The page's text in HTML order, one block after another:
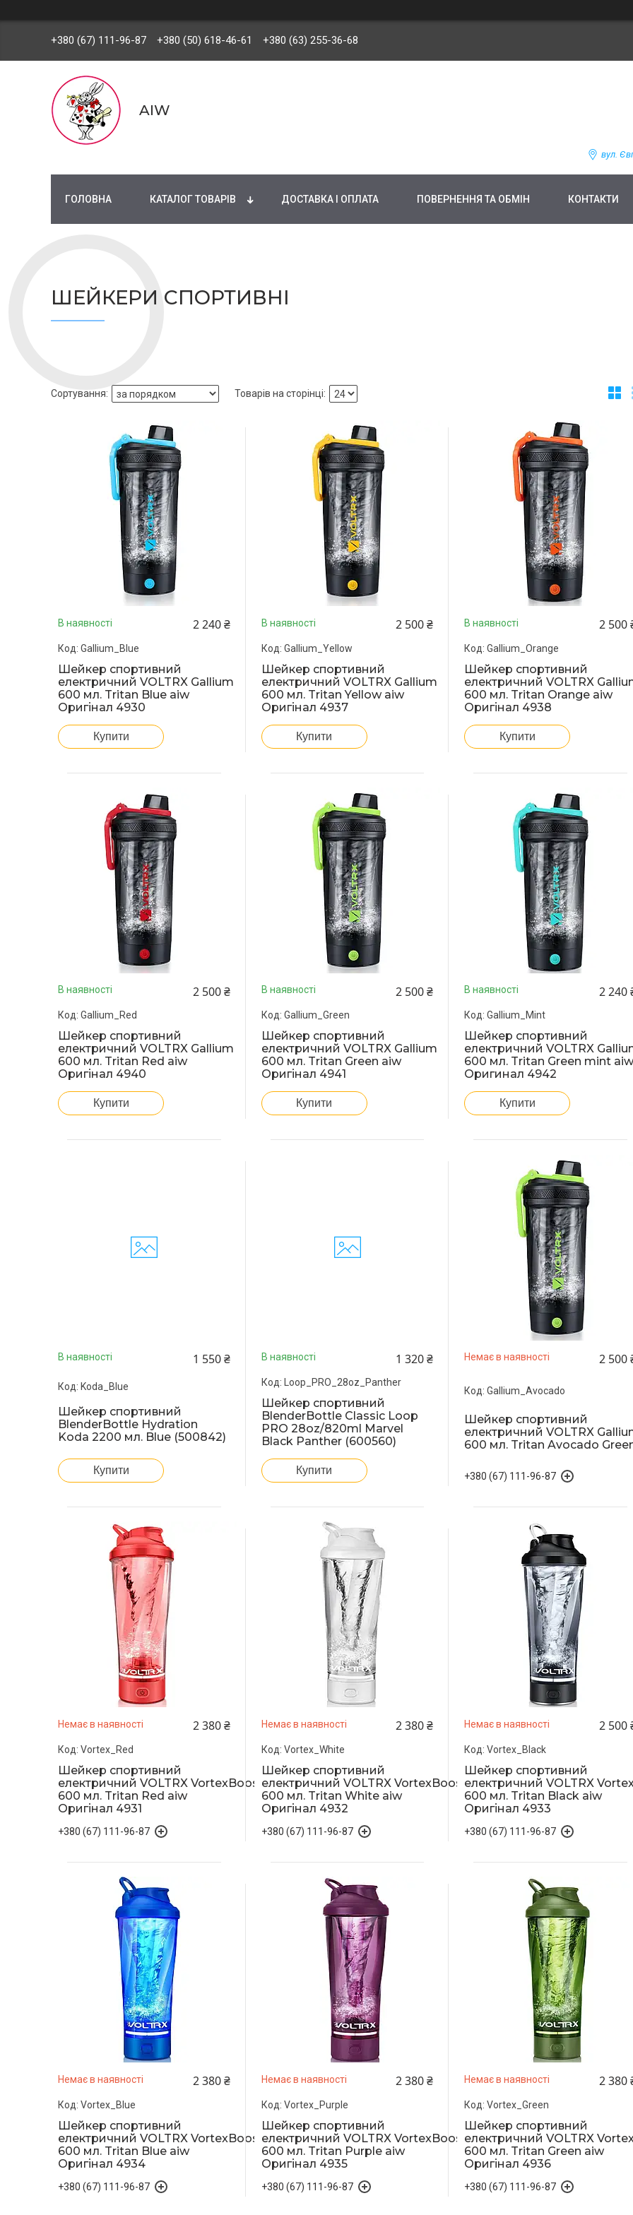
+380 (67) 111-96-87 +380 (50) 618-46-61 +380 (63) 255-36-68
AIW
вул.
ГОЛОВНА КАТАЛОГ ТОВАРІВ ДОСТАВКА І ОПЛАТА ПОВЕРНЕННЯ ТА ОБМІН КОНТАКТИ
ШЕЙКЕРИ СПОРТИВНІ
В наявності 2 240 ₴
Gallium_Blue
Шейкер спортивний
електричний VOLTRX Gallium
600 мл. Tritan Blue aiw
Оригінал 4930
Купити
В наявності 2 500 ₴
Gallium_Yellow
Шейкер спортивний
електричний VOLTRX Gallium
600 мл. Tritan Yellow aiw
Оригінал 4937
Купити
В наявності 2 500
Gallium_Orange
Шейкер спортивний
електричний VOLTRX
600 мл. Tritan Orange aiw
Оригінал 4938
Купити
В наявності 2 500 ₴
Gallium_Red
Шейкер спортивний
електричний VOLTRX Gallium
600 мл. Tritan Red aiw
Оригінал 4940
Купити
В наявності 2 500 ₴
Gallium_Green
Шейкер спортивний
електричний VOLTRX Gallium
600 мл. Tritan Green aiw
Оригінал 4941
Купити
В наявності 2 240
Gallium_Mint
Шейкер спортивний
електричний VOLTRX
600 мл. Tritan Green mint aiw
Оригинал 4942
Купити
В наявності 1 550 ₴
Koda_Blue
Шейкер спортивний
BlenderBottle Hydration
Koda 2200 мл. Blue (500842)
Купити
В наявності 1 320 ₴
Loop_PRO_28oz_Panther
Шейкер спортивний
BlenderBottle Classic Loop
PRO 28oz/820ml Marvel
Black Panther (600560)
Купити
Немає в наявності 2 500
Gallium_Avocado
Шейкер спортивний
електричний VOLTRX
600 мл. Tritan Avocado
+380 (67) 111-96-87
Немає в наявності 2 380 ₴
Vortex_Red
Шейкер спортивний
електричний VOLTRX VortexBoost
600 мл. Tritan Red aiw
Оригінал 4931
+380 (67) 111-96-87
Немає в наявності 2 380 ₴
Vortex_White
Шейкер спортивний
електричний VOLTRX VortexBoost
600 мл. Tritan White aiw
Оригінал 4932
+380 (67) 111-96-87
Немає в наявності 2 500
Vortex_Black
Шейкер спортивний
електричний VOLTRX
600 мл. Tritan Black aiw
Оригінал 4933
+380 (67) 111-96-87
Немає в наявності 2 380 ₴
Vortex_Blue
Шейкер спортивний
електричний VOLTRX VortexBoost
600 мл. Tritan Blue aiw
Оригінал 4934
+380 (67) 111-96-87
Немає в наявності 2 380 ₴
Vortex_Purple
Шейкер спортивний
електричний VOLTRX VortexBoost
600 мл. Tritan Purple aiw
Оригінал 4935
+380 (67) 111-96-87
Немає в наявності 2 380
Vortex_Green
Шейкер спортивний
електричний VOLTRX
600 мл. Tritan Green aiw
Оригінал 4936
+380 (67) 111-96-87